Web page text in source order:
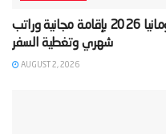
‫برنامج تطوع ممول بالكامل في رومانيا 2026 بإقامة مجانية وراتب
شهري وتغطية السفر‬
AUGUST 2, 2026